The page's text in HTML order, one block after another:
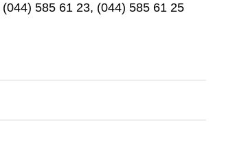
(044) 585 61 23, (044) 585 61 25